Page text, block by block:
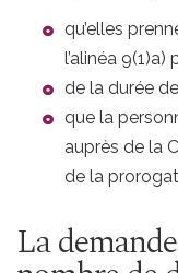
qu’elles
l’alinéa
de la durée
que la
auprès de la
de la
La